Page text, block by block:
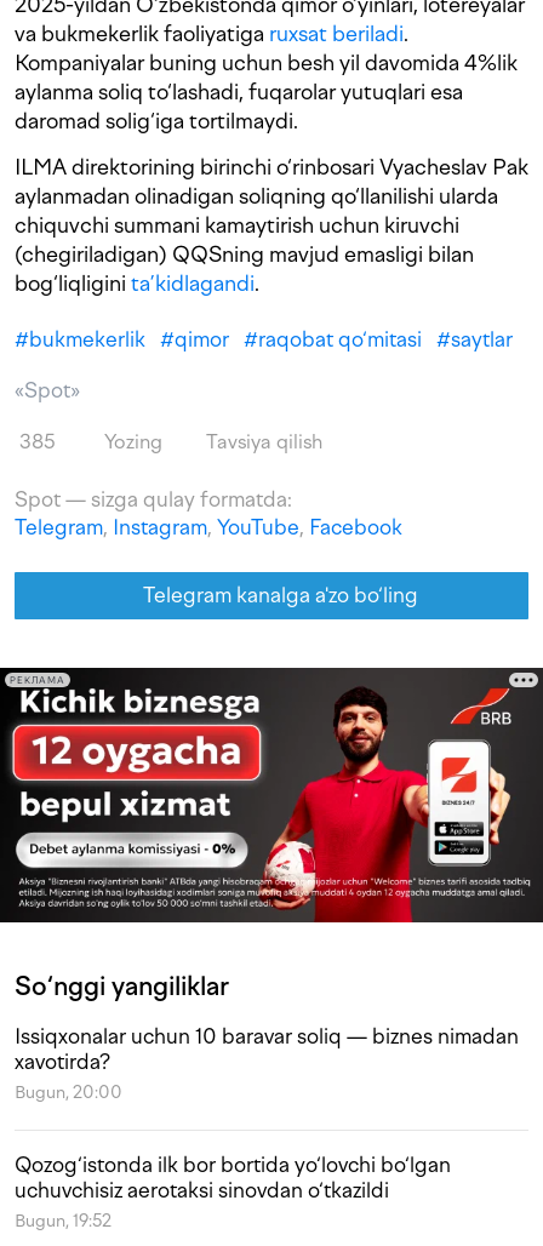
va bukmekerlik faoliyatiga ruxsat beriladi.
Kompaniyalar buning uchun besh yil davomida 4%lik
aylanma soliq to‘lashadi, fuqarolar yutuqlari esa
daromad solig‘iga tortilmaydi.
ILMA direktorining birinchi o‘rinbosari Vyacheslav Pak
aylanmadan olinadigan soliqning qo‘llanilishi ularda
chiquvchi summani kamaytirish uchun kiruvchi
(chegiriladigan) QQSning mavjud emasligi bilan
bog‘liqligini ta’kidlagandi.
#bukmekerlik #qimor #raqobat qo‘mitasi #saytlar
«Spot»
385 Yozing Tavsiya qilish
Spot — sizga qulay formatda:
Telegram, Instagram, YouTube, Facebook
Telegram kanalga a'zo bo‘ling
РЕКЛАМА
So‘nggi yangiliklar
Issiqxonalar uchun 10 baravar soliq — biznes nimadan
xavotirda?
Bugun, 20:00
Qozog‘istonda ilk bor bortida yo‘lovchi bo‘lgan
uchuvchisiz aerotaksi sinovdan o‘tkazildi
Bugun, 19:52